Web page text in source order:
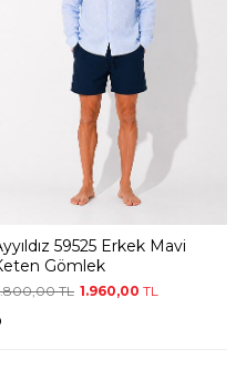
Ayyıldız 59525 Erkek Mavi
Keten Gömlek
2.800,00TL 1.960,00TL